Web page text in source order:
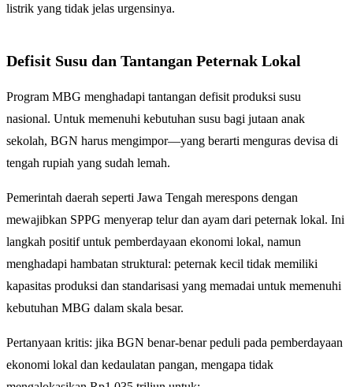
listrik yang tidak jelas urgensinya.
Defisit Susu dan Tantangan Peternak Lokal
Program MBG menghadapi tantangan defisit produksi susu
nasional. Untuk memenuhi kebutuhan susu bagi jutaan anak
sekolah, BGN harus mengimpor—yang berarti menguras devisa di
tengah rupiah yang sudah lemah.
Pemerintah daerah seperti Jawa Tengah merespons dengan
mewajibkan SPPG menyerap telur dan ayam dari peternak lokal. Ini
langkah positif untuk pemberdayaan ekonomi lokal, namun
menghadapi hambatan struktural: peternak kecil tidak memiliki
kapasitas produksi dan standarisasi yang memadai untuk memenuhi
kebutuhan MBG dalam skala besar.
Pertanyaan kritis: jika BGN benar-benar peduli pada pemberdayaan
ekonomi lokal dan kedaulatan pangan, mengapa tidak